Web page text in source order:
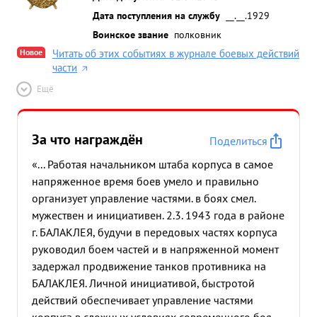
Дата поступления на службу
__.__.1929
Воинское звание полковник
Новое
Читать об этих событиях в журнале боевых действий
части
Ещё
За что награждён
Поделиться
«... Работая начальником штаба корпуса в самое
напряженное время боев умело и правильно
организует управление частями. в боях смел.
мужествен и инициативен. 2.3. 1943 года в районе
г. БАЛАКЛЕЯ, будучи в передовых частях корпуса
руководил боем частей и в напряженной момент
задержал продвижение танков противника на
БАЛАКЛЕЯ. Личной инициативой, быстротой
действий обеспечивает управление частями